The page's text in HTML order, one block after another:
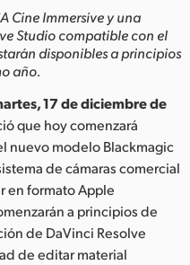
Cine Immersive y una
Studiocompatible con el
disponibles a principios
año.
17 de diciembre de
que hoy comenzará
nuevo modelo Blackmagic
de cámaras comercial
en formato Apple
a principios de
de DaVinci Resolve
de editar material